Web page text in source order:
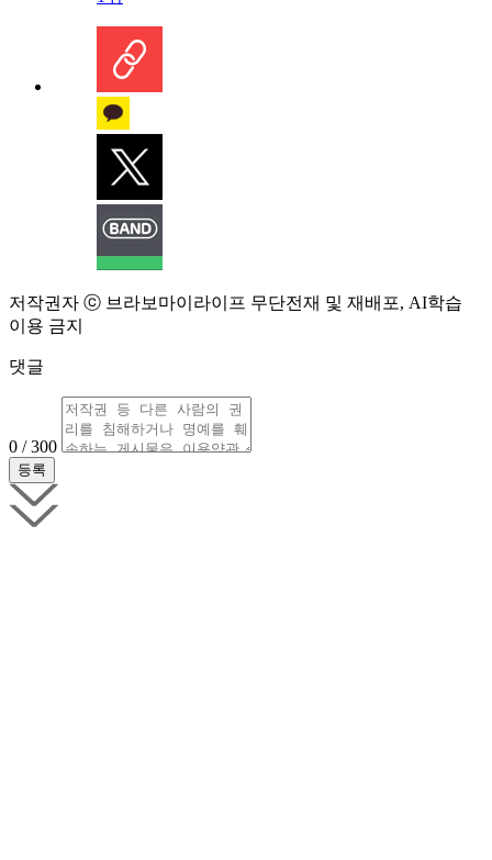
저작권자 ⓒ 브라보마이라이프 무단전재 및 재배포, AI학습
이용 금지
댓글
0 / 300